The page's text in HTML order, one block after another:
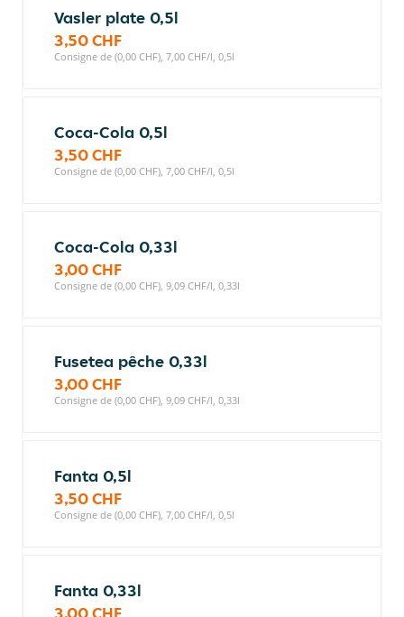
Vasler plate 0,5l
3,50 CHF
Consigne de (0,00 CHF), 7,00 CHF/l, 0,5l
Coca-Cola 0,5l
3,50 CHF
Consigne de (0,00 CHF), 7,00 CHF/l, 0,5l
Coca-Cola 0,33l
3,00 CHF
Consigne de (0,00 CHF), 9,09 CHF/l, 0,33l
Fusetea pêche 0,33l
3,00 CHF
Consigne de (0,00 CHF), 9,09 CHF/l, 0,33l
Fanta 0,5l
3,50 CHF
Consigne de (0,00 CHF), 7,00 CHF/l, 0,5l
Fanta 0,33l